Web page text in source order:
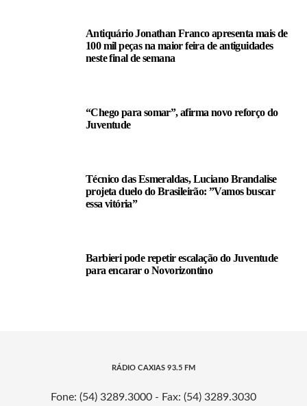
Antiquário Jonathan Franco apresenta mais de
100 mil peças na maior feira de antiguidades
neste final de semana
“Chego para somar”, afirma novo reforço do
Juventude
Técnico das Esmeraldas, Luciano Brandalise
projeta duelo do Brasileirão: ”Vamos buscar
essa vitória”
Barbieri pode repetir escalação do Juventude
para encarar o Novorizontino
RÁDIO CAXIAS 93.5 FM
Fone: (54) 3289.3000 - Fax: (54) 3289.3030